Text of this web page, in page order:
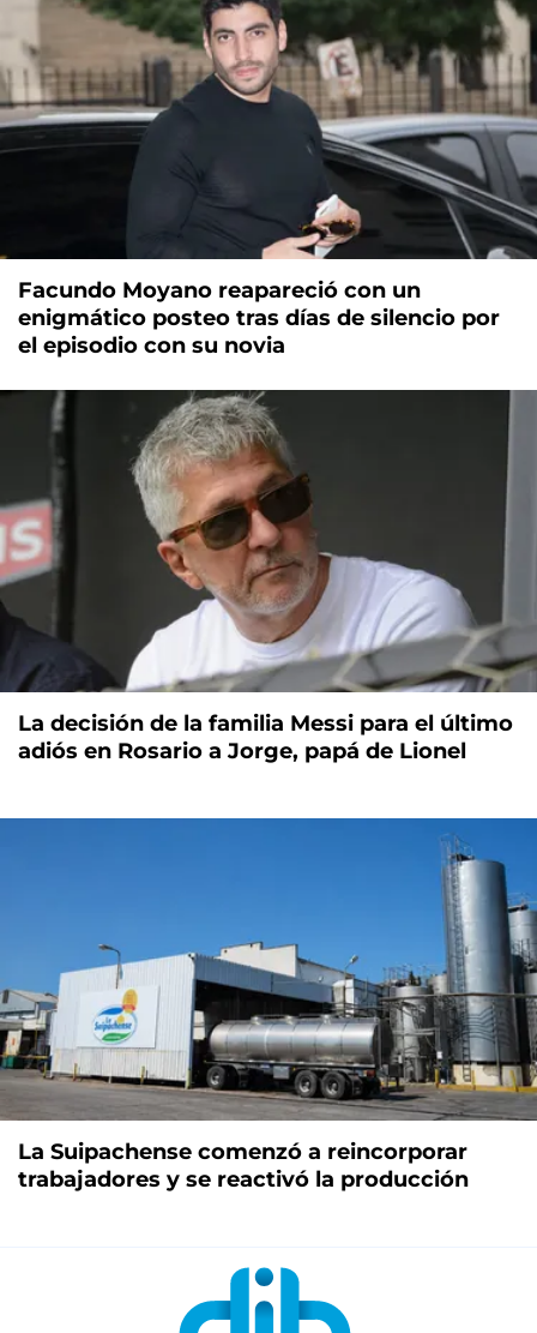
Facundo Moyano reapareció con un
enigmático posteo tras días de silencio por
el episodio con su novia
La decisión de la familia Messi para el último
adiós en Rosario a Jorge, papá de Lionel
La Suipachense comenzó a reincorporar
trabajadores y se reactivó la producción